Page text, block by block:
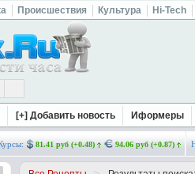
Происшествия Культура Hi-Tech
[+] Добавить новость Иформеры
81.41 руб (+0.48) 94.06 руб (+0.87)